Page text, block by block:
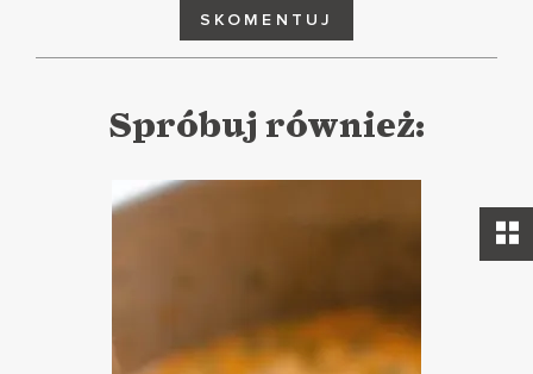
SKOMENTUJ
Spróbuj również: